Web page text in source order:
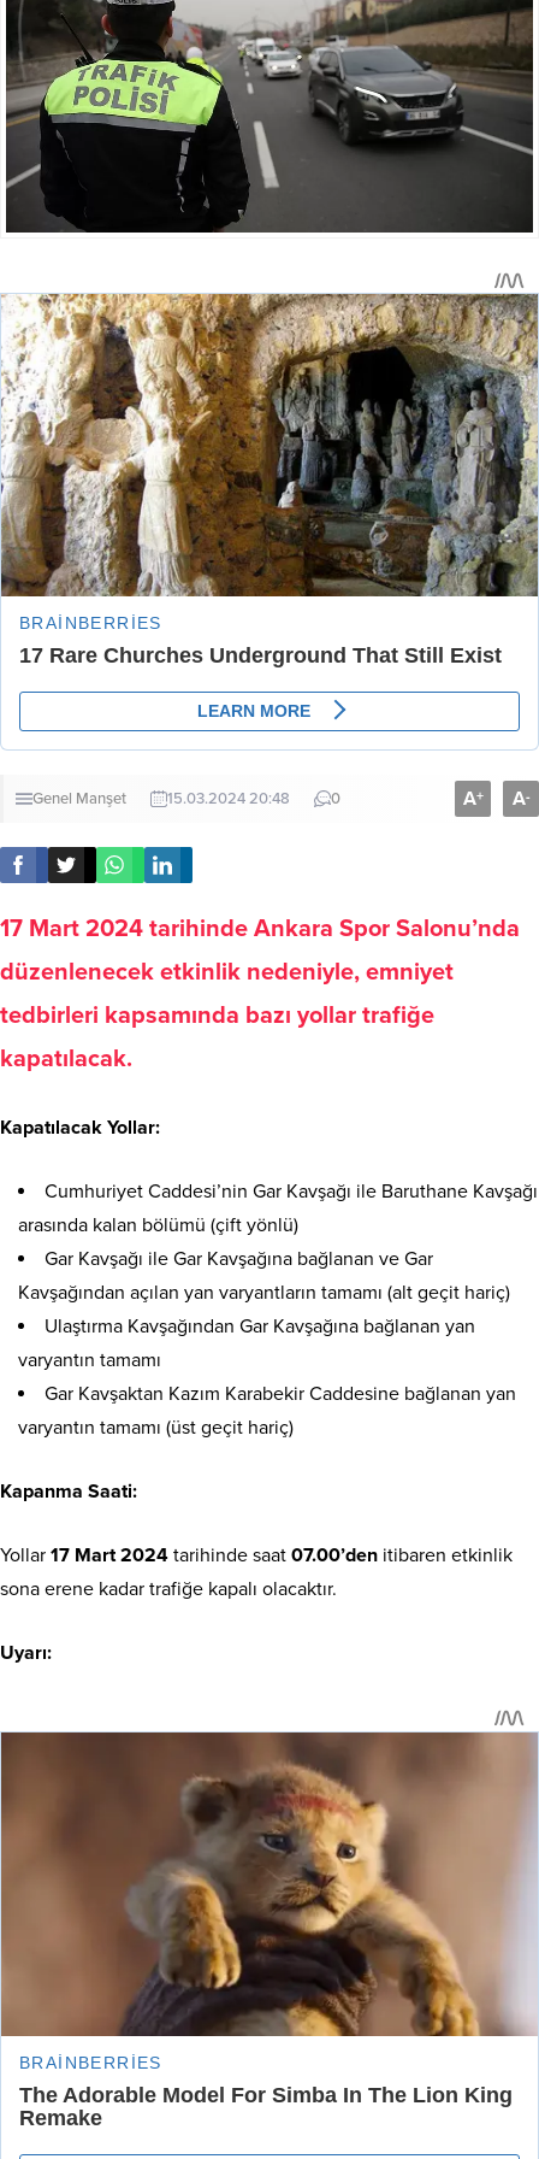
Genel Manşet 15.03.2024 20:48 0 A+ A-
17 Mart 2024 tarihinde Ankara Spor Salonu’nda
düzenlenecek etkinlik nedeniyle, emniyet
tedbirleri kapsamında bazı yollar trafiğe
kapatılacak.
Kapatılacak Yollar:
Cumhuriyet Caddesi’nin Gar Kavşağı ile Baruthane Kavşağı
arasında kalan bölümü (çift yönlü)
Gar Kavşağı ile Gar Kavşağına bağlanan ve Gar
Kavşağından açılan yan varyantların tamamı (alt geçit hariç)
Ulaştırma Kavşağından Gar Kavşağına bağlanan yan
varyantın tamamı
Gar Kavşaktan Kazım Karabekir Caddesine bağlanan yan
varyantın tamamı (üst geçit hariç)
Kapanma Saati:
Yollar 17 Mart 2024 tarihinde saat 07.00’den itibaren etkinlik
sona erene kadar trafiğe kapalı olacaktır.
Uyarı: